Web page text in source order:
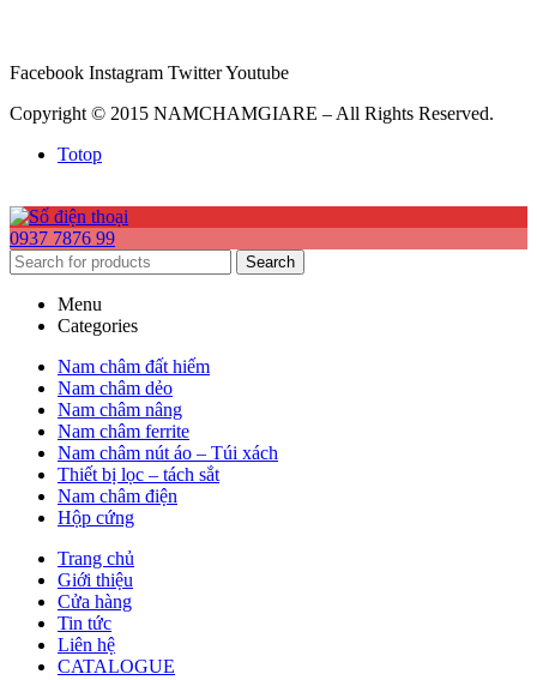
Facebook Instagram TwitterYoutube
Copyright © 2015 NAMCHAMGIARE – All Rights Reserved.
Totop
0937 7876 99
Search
Menu
Categories
Nam châm đất hiếm
Nam châm dẻo
Nam châm nâng
Nam châm ferrite
Nam châm nút áo – Túi xách
Thiết bị lọc – tách sắt
Nam châm điện
Hộp cứng
Trang chủ
Giới thiệu
Cửa hàng
Tin tức
Liên hệ
CATALOGUE